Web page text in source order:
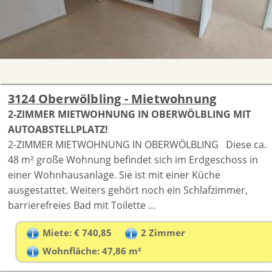
3124 Oberwölbling - Mietwohnung
2-ZIMMER MIETWOHNUNG IN OBERWÖLBLING MIT
AUTOABSTELLPLATZ!
2-ZIMMER MIETWOHNUNG IN OBERWÖLBLING Diese ca.
48 m² große Wohnung befindet sich im Erdgeschoss in
einer Wohnhausanlage. Sie ist mit einer Küche
ausgestattet. Weiters gehört noch ein Schlafzimmer,
barrierefreies Bad mit Toilette ...
Miete: € 740,85
2 Zimmer
Wohnfläche: 47,86 m²